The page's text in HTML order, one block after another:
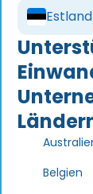
Estland
Belgien